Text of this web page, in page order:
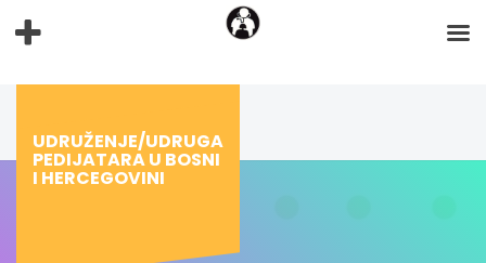
na
UDRUŽENJE/UDRUGA
PEDIJATARA U BOSNI
I HERCEGOVINI